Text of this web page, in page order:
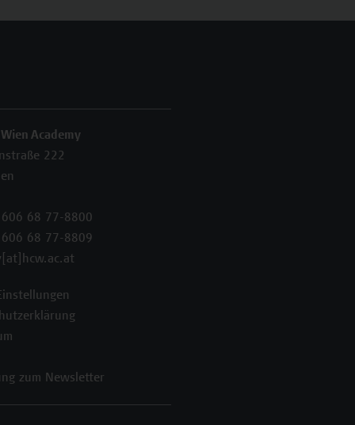
Academy
222
68 77-8800
68 77-8809
zum Newsletter